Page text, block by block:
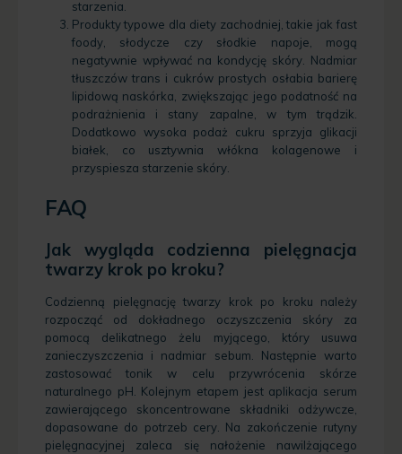
starzenia.
Produkty typowe dla diety zachodniej, takie jak fast
foody, słodycze czy słodkie napoje, mogą
negatywnie wpływać na kondycję skóry. Nadmiar
tłuszczów trans i cukrów prostych osłabia barierę
lipidową naskórka, zwiększając jego podatność na
podrażnienia i stany zapalne, w tym trądzik.
Dodatkowo wysoka podaż cukru sprzyja glikacji
białek, co usztywnia włókna kolagenowe i
przyspiesza starzenie skóry.
FAQ
Jak wygląda codzienna pielęgnacja
twarzy krok po kroku?
Codzienną pielęgnację twarzy krok po kroku należy
rozpocząć od dokładnego oczyszczenia skóry za
pomocą delikatnego żelu myjącego, który usuwa
zanieczyszczenia i nadmiar sebum. Następnie warto
zastosować tonik w celu przywrócenia skórze
naturalnego pH. Kolejnym etapem jest aplikacja serum
zawierającego skoncentrowane składniki odżywcze,
dopasowane do potrzeb cery. Na zakończenie rutyny
pielęgnacyjnej zaleca się nałożenie nawilżającego